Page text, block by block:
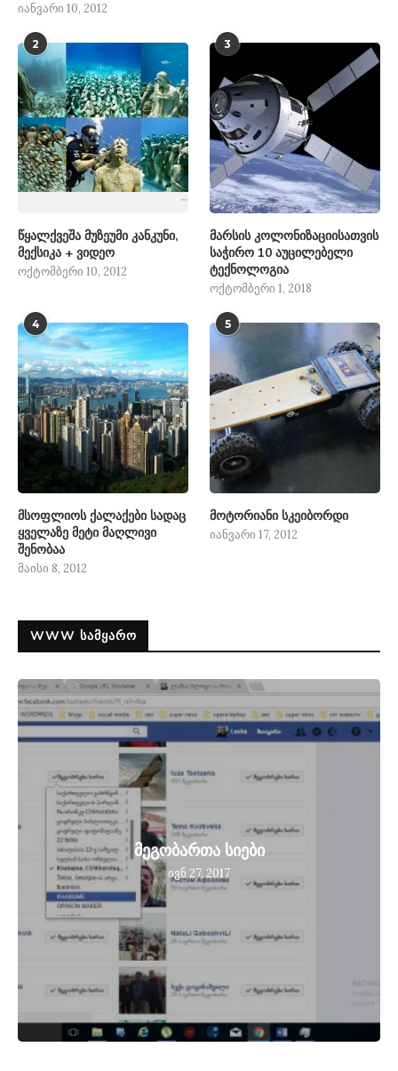
იანვარი 10, 2012
2
წყალქვეშა მუზეუმი კანკუნი,
მექსიკა + ვიდეო
ოქტომბერი 10, 2012
3
მარსის კოლონიზაციისათვის
საჭირო 10 აუცილებელი
ტექნოლოგია
ოქტომბერი 1, 2018
4
მსოფლიოს ქალაქები სადაც
ყველაზე მეტი მაღლივი
შენობაა
მაისი 8, 2012
5
მოტორიანი სკეიბორდი
იანვარი 17, 2012
WWW ᲡᲐᲛᲧᲐᲠᲝ
მეგობართა სიები
ივნ 27, 2017